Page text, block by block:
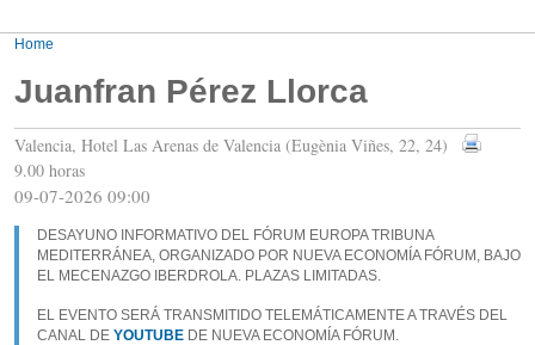
Home
Juanfran Pérez Llorca
Valencia, Hotel Las Arenas de Valencia (Eugènia Viñes, 22, 24)
9.00 horas
09-07-2026 09:00
DESAYUNO INFORMATIVO DEL FÓRUM EUROPA TRIBUNA
MEDITERRÁNEA, ORGANIZADO POR NUEVA ECONOMÍA FÓRUM, BAJO
EL MECENAZGO IBERDROLA. PLAZAS LIMITADAS.
EL EVENTO SERÁ TRANSMITIDO TELEMÁTICAMENTE A TRAVÉS DEL
CANAL DE YOUTUBE DE NUEVA ECONOMÍA FÓRUM.